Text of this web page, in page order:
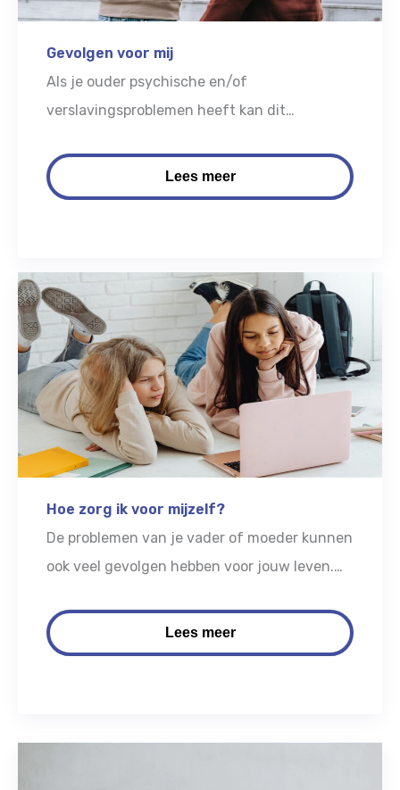
Gevolgen voor mij
Als je ouder psychische en/of
verslavingsproblemen heeft kan dit
kind. Wat merk jij van de problemen van je
ouder?
Lees meer
Hoe zorg ik voor mijzelf?
De problemen van je vader of moeder kunnen
ook veel gevolgen hebben voor jouw leven.
helpen om hier met je ouder, vrienden of
andere mensen in je omgeving over te
Lees meer